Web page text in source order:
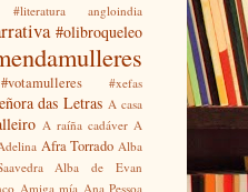
#literatura angloindia
#olibroqueleo
#votamulleres
#xefas
das Letras A casa
A raíña cadáver A
Afra Torrado Alba
Alba de Evan
Amiga mía Ana Pessoa